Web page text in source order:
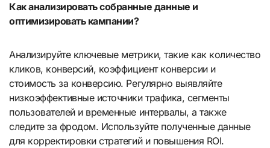
Как анализировать собранные данные и
оптимизировать кампании?
Анализируйте ключевые метрики, такие как количество
кликов, конверсий, коэффициент конверсии и
стоимость за конверсию. Регулярно выявляйте
низкоэффективные источники трафика, сегменты
пользователей и временные интервалы, а также
следите за фродом. Используйте полученные данные
для корректировки стратегий и повышения ROI.